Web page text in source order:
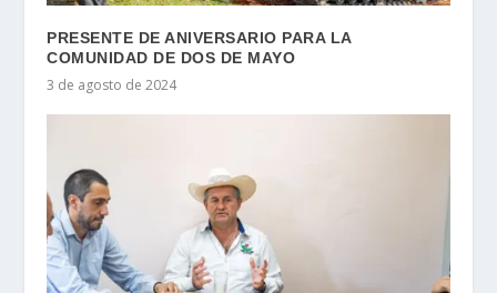
PRESENTE DE ANIVERSARIO PARA LA
COMUNIDAD DE DOS DE MAYO
3 de agosto de 2024